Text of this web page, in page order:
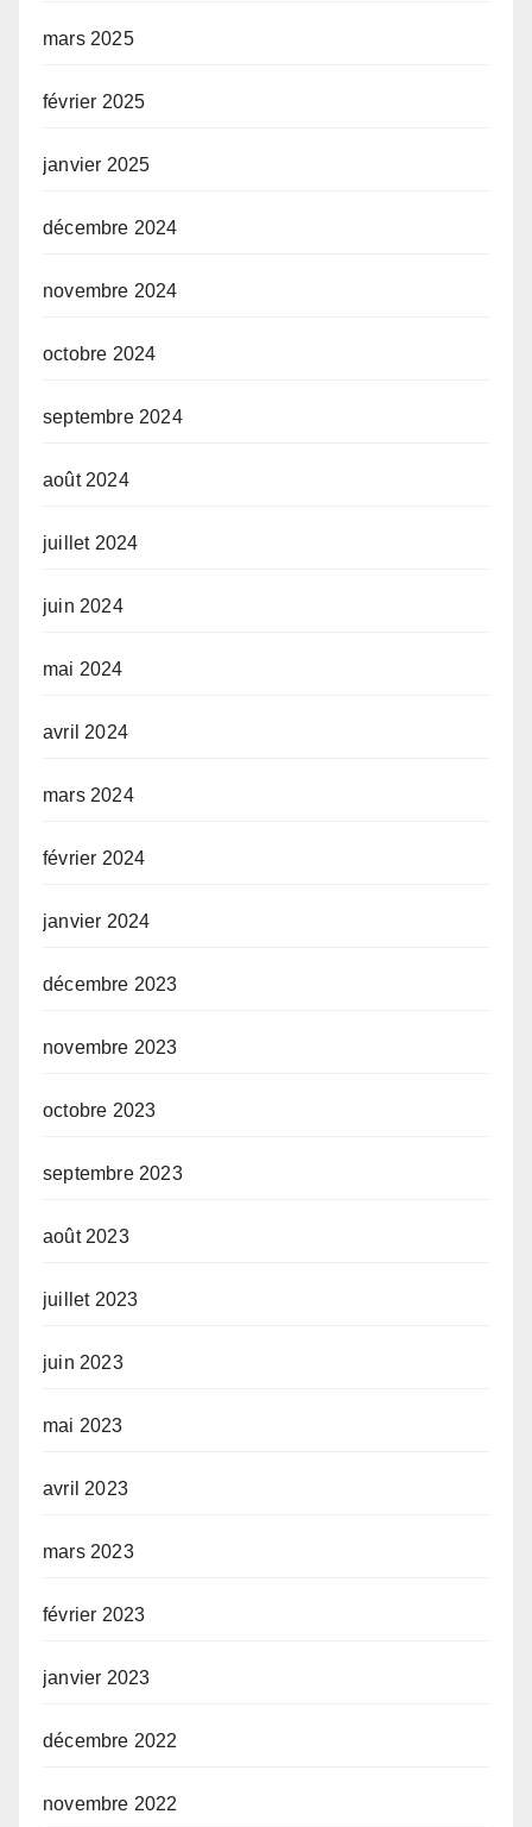
mars 2025
février 2025
janvier 2025
décembre 2024
novembre 2024
octobre 2024
septembre 2024
août 2024
juillet 2024
juin 2024
mai 2024
avril 2024
mars 2024
février 2024
janvier 2024
décembre 2023
novembre 2023
octobre 2023
septembre 2023
août 2023
juillet 2023
juin 2023
mai 2023
avril 2023
mars 2023
février 2023
janvier 2023
décembre 2022
novembre 2022